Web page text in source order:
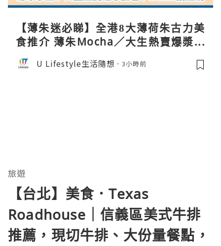
【薄朱迷必睇】全港8大薄荷朱古力美
食推介 薄朱Mocha／大生熱賣爆漿蛋
卷／Donki銅鑼燒
U Lifestyle生活隨想 3小時前
旅遊
【台北】美食．Texas
Roadhouse｜信義區美式牛排
推薦，現切牛排、大份量餐點，